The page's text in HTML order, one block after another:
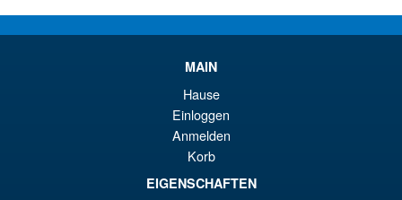
El
€73.71
El
S.H. MonsterArts Godzilla Vs
Evangelion Test Type 01 G
Awakening Action Figure
MAIN
Hause
Einloggen
Anmelden
Korb
EIGENSCHAFTEN